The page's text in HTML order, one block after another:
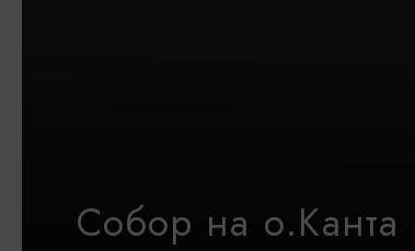
Собор на о.Канта